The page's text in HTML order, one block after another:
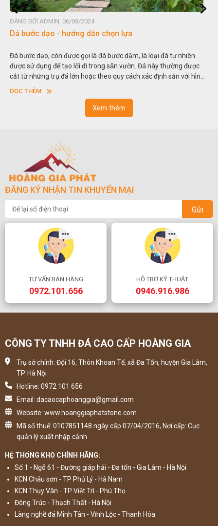
ĐĂNG BỞI ADMIN, 06/08/2024
Đá non bộ - cách lựa chọn non bộ đẹp
Hòn non bộ được biết đến là một nghệ thuật xây dựng, sắp đặt,
thu nhỏ, đưa mô hình những ngọn núi to lớn ngoài tự nhiên vào
trong các vườn cảnh. Hay nói một cách khác, người ta gọi là “giả
sơn”. Nghệ thuật hòn non bộ nhằm phục vụ cho mục đích thưởng
ngoạn và phong thủy trong cuộc sống.
ĐỌC THÊM
Xem thêm
ĐĂNG KÝ NHẬN TIN KHUYẾN MẠI
Gửi
TƯ VẤN BÁN HÀNG
0972.101.656
HỖ TRỢ KỸ THUẬT
0946.916.986
CÔNG TY TNHH ĐÁ CAO CẤP HOÀNG GIA
Trụ sở chính: Đội 16, Thôn Khoan Tế, xã Đa Tốn, huyện Gia Lâm,
TP. Hà Nội
Hotline: 0972 101 656
Email: dacaocaphoanggia@gmail.com
Website: www.hoanggiaphatstone.com
Mã số thuế: 0107851148 ngày cấp 07/04/2016, Nơi cấp: Cục
quản lý xuất nhập cảnh
HỆ THỐNG KHO CHÍNH HÃNG:
Số 1 - Ngõ 61 - Đường giáp hải - Đa tốn - Gia Lâm - Hà Nội
KCN Châu sơn - TP Phủ Lý - Hà Nam
KCN Thụy Vân - TP Việt Trì - Phú Thọ
Đông Trúc - Thạch Thất - Hà Nội
Làng nghề đá Minh Tân - Vĩnh Lộc - Thanh Hóa